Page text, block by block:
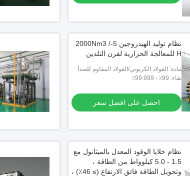
نظام توليد الهيدروجين 5-2000Nm3 /
H للمعالجة الحرارية لفرن التلدين
مادة: الفولاذ الكربوني/الفولاذ المقاوم للصدأ
نقاء: 99٪ - 99.999٪
احصل على افضل سعر
نظام خلايا الوقود المعدل بالميثانول مع
1.5 - 5.0 كيلوواط من الطاقة ،
وتحويل الطاقة فائق الارتفاع (≥ 46٪) ،